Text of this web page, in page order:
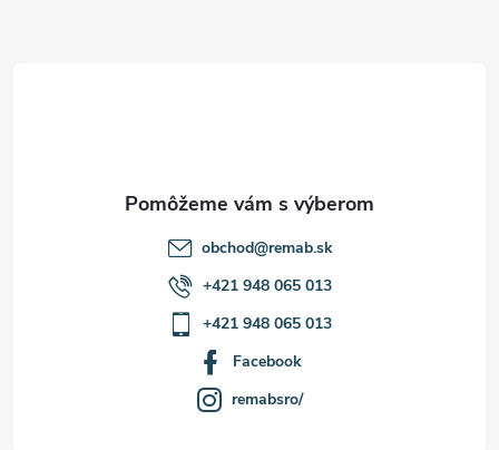
obchod@remab.sk
+421 948 065 013
+421 948 065 013
Facebook
remabsro/